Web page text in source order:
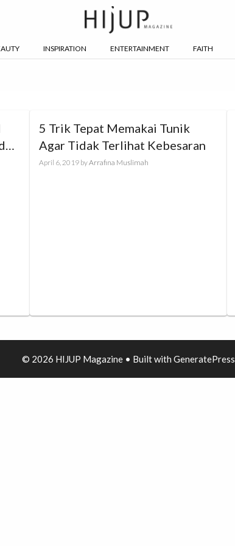
INSPIRATION ENTERTAINMENT FAITH
5 Trik Tepat Memakai Tunik
Agar Tidak Terlihat Kebesaran
April 6, 2019 byArrafina Muslimah
© 2026 HIJUP Magazine • Built with GeneratePress